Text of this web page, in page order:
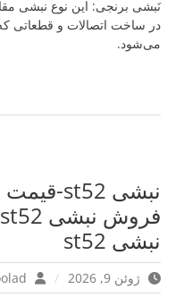
نَبشی برنجی: این نوع نبشی
در ساخت اتصالات و قطعاتی
می‌شود.
نبشی st52
ژوئن 9, 2026